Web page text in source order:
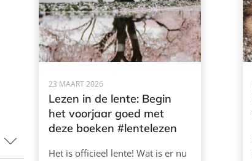
23 MAART 2026
Lezen in de lente: Begin
het voorjaar goed met
deze boeken #lentelezen
Het is officieel lente! Wat is er nu